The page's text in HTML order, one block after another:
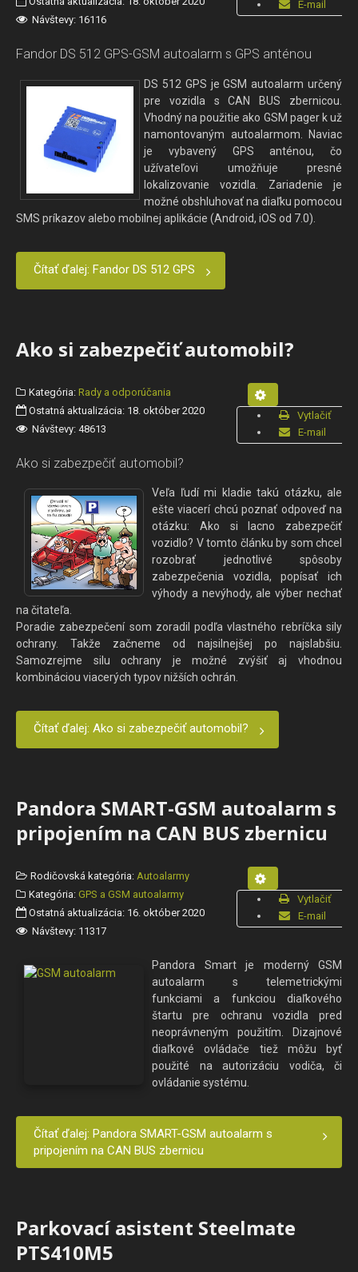
E-mail
Návštevy: 16116
Fandor DS 512 GPS-GSM autoalarm s GPS anténou
DS 512 GPS je GSM autoalarm určený
pre vozidla s CAN BUS zbernicou.
Vhodný na použitie ako GSM pager k už
namontovaným autoalarmom. Naviac
je vybavený GPS anténou, čo
užívateľovi umožňuje presné
lokalizovanie vozidla. Zariadenie je
možné obshluhovať na diaľku pomocou
SMS príkazov alebo mobilnej aplikácie (Android, iOS od 7.0).
Čítať ďalej: Fandor DS 512 GPS
Ako si zabezpečiť automobil?
Vytlačiť
E-mail
Kategória: Rady a odporúčania
Ostatná aktualizácia: 18. október 2020
Návštevy: 48613
Ako si zabezpečiť automobil?
Veľa ľudí mi kladie takú otázku, ale
ešte viacerí chcú poznať odpoveď na
otázku: Ako si lacno zabezpečiť
vozidlo? V tomto článku by som chcel
rozobrať jednotlivé spôsoby
zabezpečenia vozidla, popísať ich
výhody a nevýhody, ale výber nechať
na čitateľa.
Poradie zabezpečení som zoradil podľa vlastného rebríčka sily
ochrany. Takže začneme od najsilnejšej po najslabšiu.
Samozrejme silu ochrany je možné zvýšiť aj vhodnou
kombináciou viacerých typov nižších ochrán.
Čítať ďalej: Ako si zabezpečiť automobil?
Pandora SMART-GSM autoalarm s
pripojením na CAN BUS zbernicu
Vytlačiť
E-mail
Rodičovská kategória: Autoalarmy
Kategória: GPS a GSM autoalarmy
Ostatná aktualizácia: 16. október 2020
Návštevy: 11317
Pandora Smart je moderný GSM
autoalarm s telemetrickými
funkciami a funkciou diaľkového
štartu pre ochranu vozidla pred
neoprávneným použitím. Dizajnové
diaľkové ovládače tiež môžu byť
použité na autorizáciu vodiča, či
ovládanie systému.
Čítať ďalej: Pandora SMART-GSM autoalarm s
pripojením na CAN BUS zbernicu
Parkovací asistent Steelmate
PTS410M5